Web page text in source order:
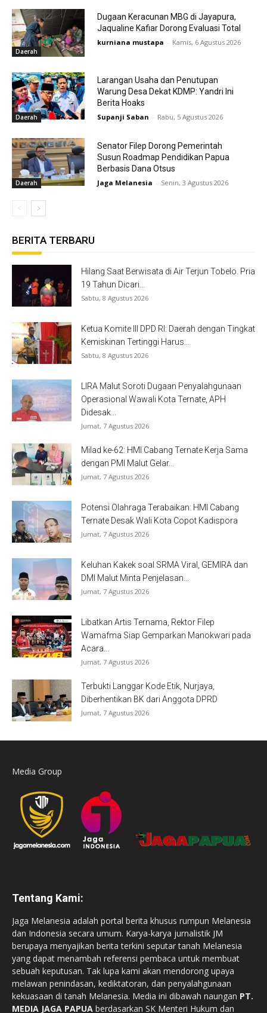
Daerah
Dugaan Keracunan MBG di Jayapura,
Jaqualine Kafiar Dorong Evaluasi Total
kurniana mustapa - Kamis, 6 Agustus 2026
Daerah
Larangan Usaha dan Penutupan
Warung Desa Dekat KDMP: Yandri Ini
Berita Hoaks
Supanji Saban - Rabu, 5 Agustus 2026
Daerah
Senator Filep Dorong Pemerintah
Susun Roadmap Pendidikan Papua
Berbasis Dana Otsus
Jaga Melanesia - Senin, 3 Agustus 2026
BERITA TERBARU
Hilang Saat Berwisata di Air Terjun Tobelo. Pria
19 Tahun Dicari...
Sabtu, 8 Agustus 2026
Ketua Komite III DPD RI: Daerah dengan Tingkat
Kemiskinan Tertinggi Harus...
Sabtu, 8 Agustus 2026
LIRA Malut Soroti Dugaan Penyalahgunaan
Operasional Wawali Kota Ternate, APH
Didesak...
Jumat, 7 Agustus 2026
Milad ke-62: HMI Cabang Ternate Kerja Sama
dengan PMI Malut Gelar...
Jumat, 7 Agustus 2026
Potensi Olahraga Terabaikan: HMI Cabang
Ternate Desak Wali Kota Copot Kadispora
Jumat, 7 Agustus 2026
Keluhan Kakek soal SRMA Viral, GEMIRA dan
DMI Malut Minta Penjelasan...
Jumat, 7 Agustus 2026
Libatkan Artis Ternama, Rektor Filep
Wamafma Siap Gemparkan Manokwari pada
Acara...
Jumat, 7 Agustus 2026
Terbukti Langgar Kode Etik, Nurjaya,
Diberhentikan BK dari Anggota DPRD
Jumat, 7 Agustus 2026
Media Group
Tentang Kami:
Jaga Melanesia adalah portal berita khusus rumpun Melanesia
dan Indonesia secara umum. Karya-karya jurnalistik JM
berupaya menyajikan berita terkini seputar tanah Melanesia
yang dapat menambah referensi pembaca untuk membuat
sebuah keputusan. Tak lupa kami akan mendorong upaya
melawan penindasan, kediktatoran, dan penyalahgunaan
kekuasaan di tanah Melanesia. Media ini dibawah naungan PT.
MEDIA JAGA PAPUA berdasarkan SK Menteri Hukum dan